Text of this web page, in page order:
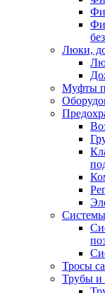
Люки,
Муфты
Тросы
Трубы и